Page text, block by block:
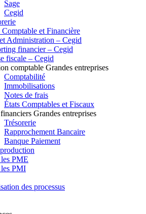
Sage
Cegid
Comptable et Financière
Administration – Cegid
financier – Cegid
fiscale – Cegid
comptable Grandes entreprises
Comptabilité
Immobilisations
Notes de frais
États Comptables et Fiscaux
Grandes entreprises
Trésorerie
Rapprochement Bancaire
Banque Paiement
PME
PMI
des processus